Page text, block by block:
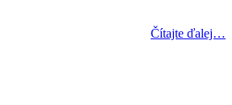
Čítajte ďalej…